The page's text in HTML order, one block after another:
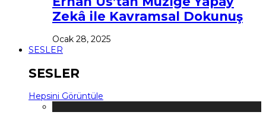
Zekâ ile Kavramsal Dokunuş
Ocak 28, 2025
SESLER
SESLER
Hepsini Görüntüle